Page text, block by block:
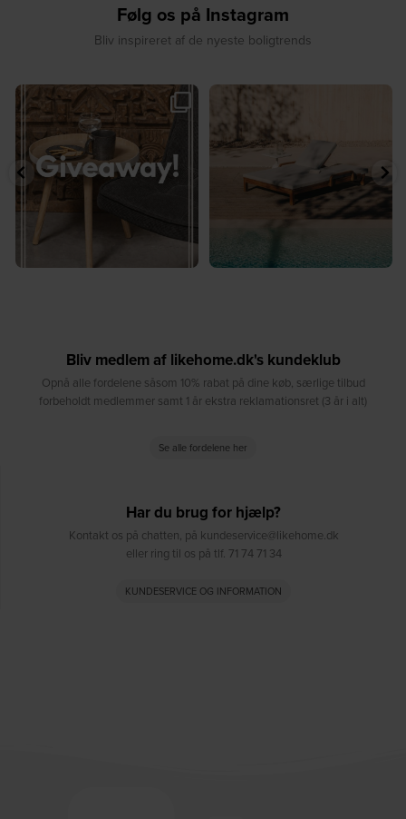
Følg os på Instagram
Bliv inspireret af de nyeste boligtrends
🎉 GIVEAWAY 🎉⁠
Vind det stilfulde Sasha...
207 217
☀️ Sommerens favorit til terrassen ☀️⁠
8 0
Bliv medlem af likehome.dk's kundeklub
Opnå alle fordelene såsom 10% rabat på dine køb, særlige tilbud
forbeholdt medlemmer samt 1 år ekstra reklamationsret (3 år i alt)
Se alle fordelene her
Har du brug for hjælp?
Kontakt os på chatten, på kundeservice@likehome.dk
eller ring til os på tlf. 71 74 71 34
KUNDESERVICE OG INFORMATION